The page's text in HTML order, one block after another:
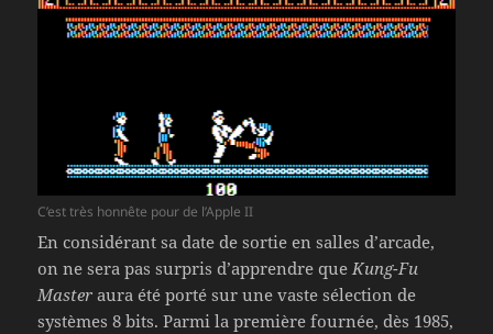
C’est très honnête pour de l’Apple II
En considérant sa date de sortie en salles d’arcade,
on ne sera pas surpris d’apprendre queKung-Fu
Master aura été porté sur une vaste sélection de
systèmes 8 bits. Parmi la première fournée, dès 1985,